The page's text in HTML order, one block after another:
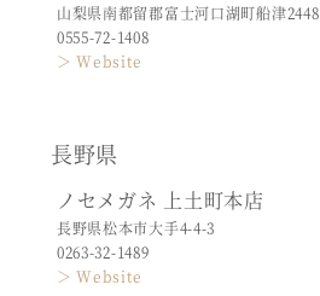
山梨県南都留郡富士河口湖町船津2448
0555-72-1408
＞ Website
長野県
ノセメガネ 上土町本店
長野県松本市大手4-4-3
0263-32-1489
＞ Website